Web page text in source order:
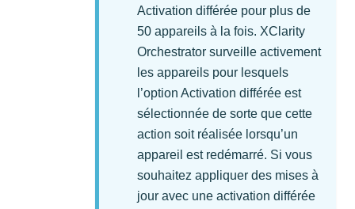
Activation différée pour plus de
50 appareils à la fois. XClarity
Orchestrator surveille activement
les appareils pour lesquels
l’option Activation différée est
sélectionnée de sorte que cette
action soit réalisée lorsqu’un
appareil est redémarré. Si vous
souhaitez appliquer des mises à
jour avec une activation différée